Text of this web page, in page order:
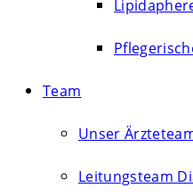
Team
Unser
Leitungsteam